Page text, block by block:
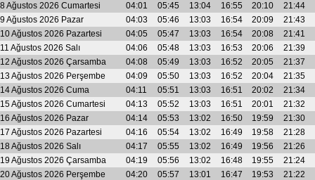
8 Ağustos 2026 Cumartesi
04:01 05:45 13:04 16:55 20:10
21:44
9 Ağustos 2026 Pazar
04:03 05:46 13:03 16:54 20:09
21:43
10 Ağustos 2026 Pazartesi
04:05 05:47 13:03 16:54 20:08
21:41
11 Ağustos 2026 Salı
04:06 05:48 13:03 16:53 20:06
21:39
12 Ağustos 2026 Çarsamba
04:08 05:49 13:03 16:52 20:05
21:37
13 Ağustos 2026 Perşembe
04:09 05:50 13:03 16:52 20:04
21:35
14 Ağustos 2026 Cuma
04:11 05:51 13:03 16:51 20:02
21:34
15 Ağustos 2026 Cumartesi
04:13 05:52 13:03 16:51 20:01
21:32
16 Ağustos 2026 Pazar
04:14 05:53 13:02 16:50 19:59
21:30
17 Ağustos 2026 Pazartesi
04:16 05:54 13:02 16:49 19:58
21:28
18 Ağustos 2026 Salı
04:17 05:55 13:02 16:49 19:56
21:26
19 Ağustos 2026 Çarsamba
04:19 05:56 13:02 16:48 19:55
21:24
20 Ağustos 2026 Perşembe
04:20 05:57 13:01 16:47 19:53
21:22